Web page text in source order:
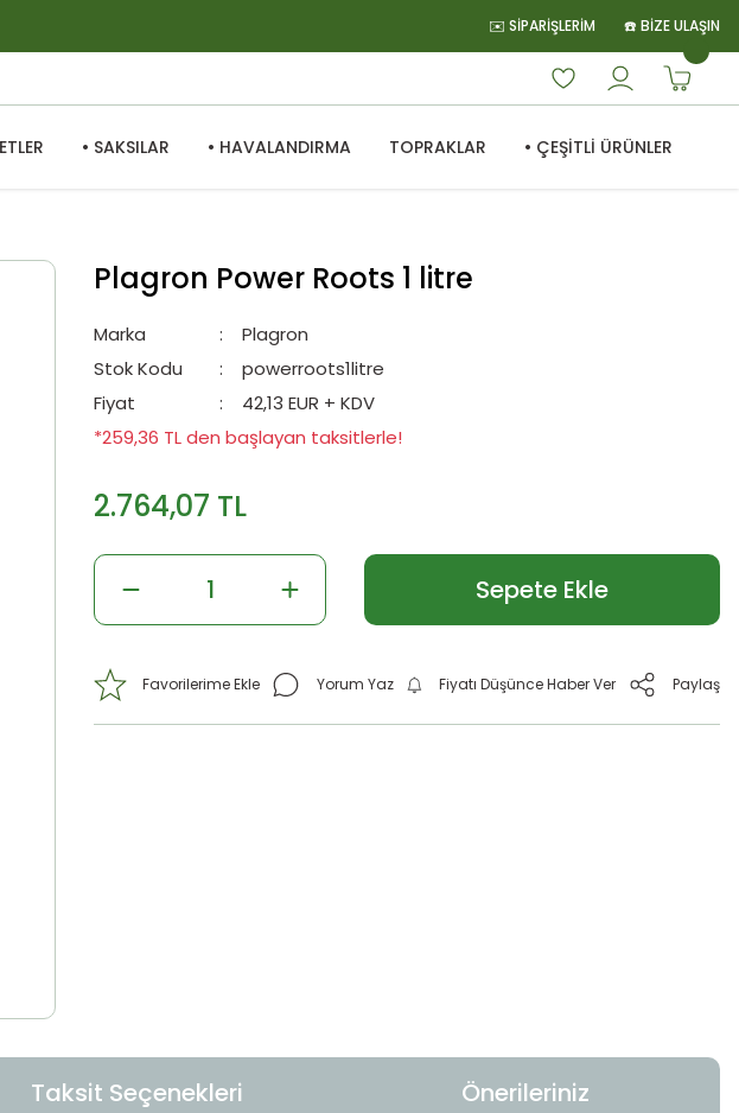
✉️ SİPARİŞLERİM ☎️ BİZE ULAŞIN
• SAKSILAR • HAVALANDIRMA TOPRAKLAR • ÇEŞİTLİ ÜRÜNLER
Plagron Power Roots 1 litre
Marka
Plagron
Stok Kodu
powerroots1litre
Fiyat
42,13 EUR + KDV
*259,36 TL den başlayan taksitlerle!
2.764,07 TL
Sepete Ekle
Taksit Seçenekleri Önerileriniz